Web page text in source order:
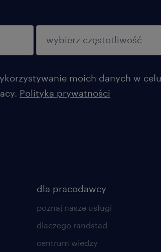
moich danych w
Polityka prywatności
dla pracodawcy
poznaj nasze usługi
dlaczego randstad
centrum wiedzy